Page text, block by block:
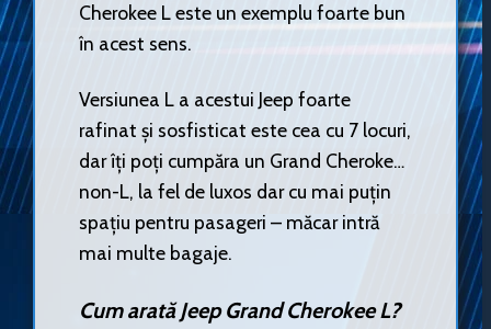
Cherokee L este un exemplu foarte bun
în acest sens.
Versiunea L a acestui Jeep foarte
rafinat și sosfisticat este cea cu 7 locuri,
dar îți poți cumpăra un Grand Cheroke…
non-L, la fel de luxos dar cu mai puțin
spațiu pentru pasageri – măcar intră
mai multe bagaje.
Cum arată Jeep Grand Cherokee L?